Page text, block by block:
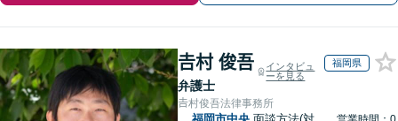
𠮷村 俊吾
弁護士
インタビュ
ーを見る
福岡県
𠮷村俊吾法律事務所